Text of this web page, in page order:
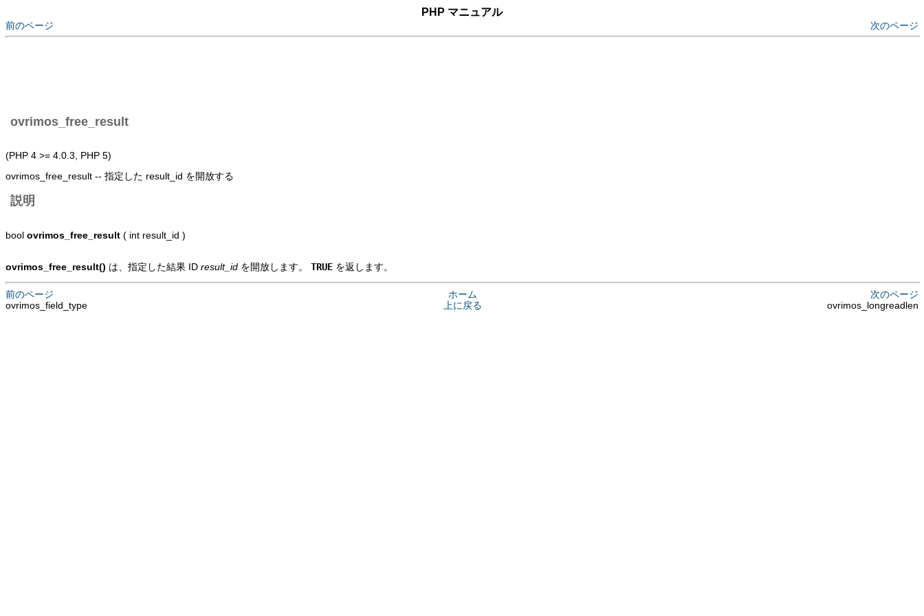
PHP マニュアル
前のページ 次のページ
ovrimos_free_result
(PHP 4 >= 4.0.3, PHP 5)
ovrimos_free_result -- 指定した result_id を開放する
説明
bool ovrimos_free_result ( int result_id )
ovrimos_free_result() は、指定した結果 ID result_id を開放します。 TRUE を返します。
前のページ ホーム
次のページ
ovrimos_field_type
上に戻る ovrimos_longreadlen